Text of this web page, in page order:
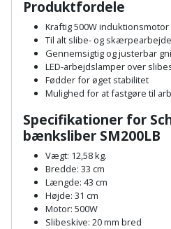
Hemsestige
Isolering
Komposit
terrassebrædder
Lecablokke
og
fundablokke
Lofter
og
hammer
Hammer
Høvl
Kloakrenser
Kniv
Borehammer
Boremaskinetilbehør
Detektor
Diamantskæremaskine
Diamantslibertilbehør
Dykkerpistol
Plæneklipper
tilbehør
Robotplæneklipper
Robotplæneklipper
tilbehør
Vandpumpe
Vertikalskærer
Drivhus
Drivhustilbehør
Elartikler
Flagstænger
Produktfordele
Kraftig 500W induktionsmotor
Til alt slibe- og skærpearbejde
Gennemsigtig og justerbar
LED-arbejdslamper over
Fødder for øget stabilitet
Mulighed for at fastgøre til
Specifikationer for
bænksliber SM200LB
Vægt: 12,58 kg.
Bredde: 33 cm
Længde: 43 cm
Højde: 31 cm
Motor: 500W
Slibeskive: 20 mm bred